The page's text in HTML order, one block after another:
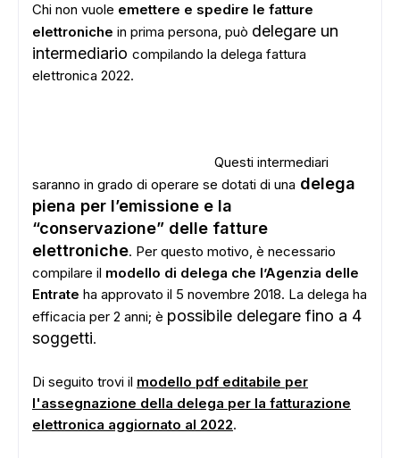
Chi non vuole emettere e spedire le fatture
elettroniche in prima persona, può delegare un
intermediario compilando la delega fattura
elettronica 2022.
Questi intermediari
saranno in grado di operare se dotati di una delega
piena per l’emissione e la
“conservazione” delle fatture
elettroniche. Per questo motivo, è necessario
compilare il modello di delega che l’Agenzia delle
Entrate ha approvato il 5 novembre 2018. La delega ha
efficacia per 2 anni; è possibile delegare fino a 4
soggetti.
Di seguito trovi il modello pdf editabile per
l'assegnazione della delega per la fatturazione
elettronica aggiornato al 2022.